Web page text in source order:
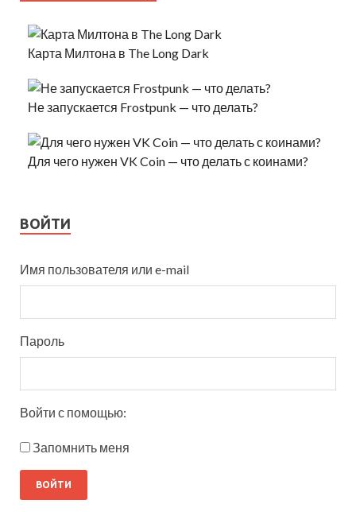
Карта Милтона в The Long Dark
Не запускается Frostpunk — что делать?
Для чего нужен VK Coin — что делать с коинами?
ВОЙТИ
Имя пользователя или e-mail
Пароль
Войти с помощью:
Запомнить меня